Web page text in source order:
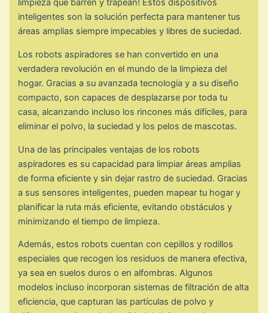
limpieza que barren y trapean! Estos dispositivos
inteligentes son la solución perfecta para mantener tus
áreas amplias siempre impecables y libres de suciedad.
Los robots aspiradores se han convertido en una
verdadera revolución en el mundo de la limpieza del
hogar. Gracias a su avanzada tecnología y a su diseño
compacto, son capaces de desplazarse por toda tu
casa, alcanzando incluso los rincones más difíciles, para
eliminar el polvo, la suciedad y los pelos de mascotas.
Una de las principales ventajas de los robots
aspiradores es su capacidad para limpiar áreas amplias
de forma eficiente y sin dejar rastro de suciedad. Gracias
a sus sensores inteligentes, pueden mapear tu hogar y
planificar la ruta más eficiente, evitando obstáculos y
minimizando el tiempo de limpieza.
Además, estos robots cuentan con cepillos y rodillos
especiales que recogen los residuos de manera efectiva,
ya sea en suelos duros o en alfombras. Algunos
modelos incluso incorporan sistemas de filtración de alta
eficiencia, que capturan las partículas de polvo y